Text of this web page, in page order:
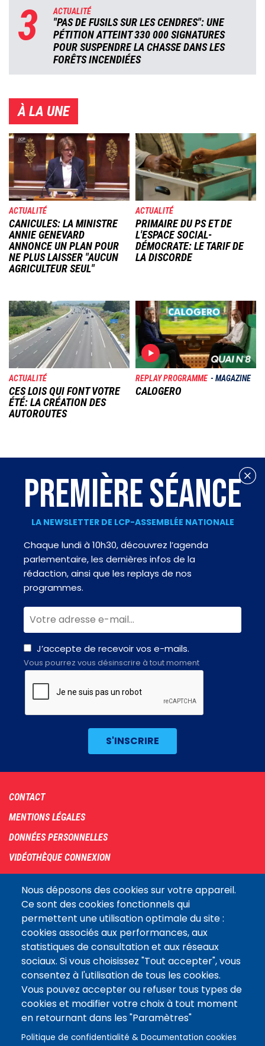
3 ACTUALITÉ
"PAS DE FUSILS SUR LES CENDRES": UNE
PÉTITION ATTEINT 330 000 SIGNATURES
POUR SUSPENDRE LA CHASSE DANS LES
FORÊTS INCENDIÉES
À LA UNE
Image
ACTUALITÉ
CANICULES: LA MINISTRE
ANNIE GENEVARD
ANNONCE UN PLAN POUR
NE PLUS LAISSER "AUCUN
AGRICULTEUR SEUL"
Image
ACTUALITÉ
PRIMAIRE DU PS ET DE
L'ESPACE SOCIAL-
DÉMOCRATE: LE TARIF DE
LA DISCORDE
Image
ACTUALITÉ
CES LOIS QUI FONT VOTRE
ÉTÉ: LA CRÉATION DES
AUTOROUTES
Image
REPLAY PROGRAMME MAGAZINE
CALOGERO
Nous déposons des cookies sur votre appareil.
Ce sont des cookies fonctionnels qui
permettent une utilisation optimale du site :
cookies associés aux performances, aux
statistiques de consultation et aux réseaux
sociaux. Si vous choisissez "Tout accepter", vous
consentez à l'utilisation de tous les cookies.
Vous pouvez accepter ou refuser tous types de
cookies et modifier votre choix à tout moment
en retournant dans les "Paramètres"
Politique de confidentialité & Documentation cookies
PREMIÈRE SÉANCE
LA NEWSLETTER DE LCP-ASSEMBLÉE NATIONALE
Chaque lundi à 10h30, découvrez l’agenda
parlementaire, les dernières infos de la
rédaction, ainsi que les replays de nos
programmes.
J’accepte de recevoir vos e-mails.
Vous pourrez vous désinscrire à tout moment
Footer
menu
CONTACT
MENTIONS LÉGALES
DONNÉES PERSONNELLES
VIDÉOTHÈQUE CONNEXION
COOKIES
Assemblée
nationaleLE SITE DE L’ASSEMBLÉE NATIONALE
Suivez-nous